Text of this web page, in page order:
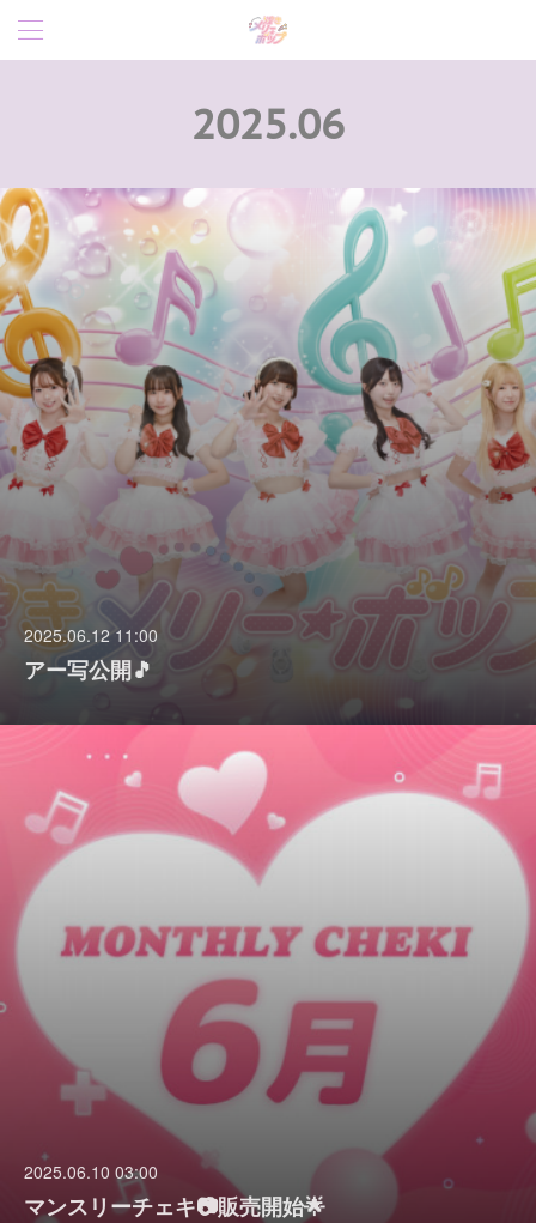
2025.06
2025.06.12 11:00
アー写公開🎵
2025.06.10 03:00
マンスリーチェキ📷販売開始🌟